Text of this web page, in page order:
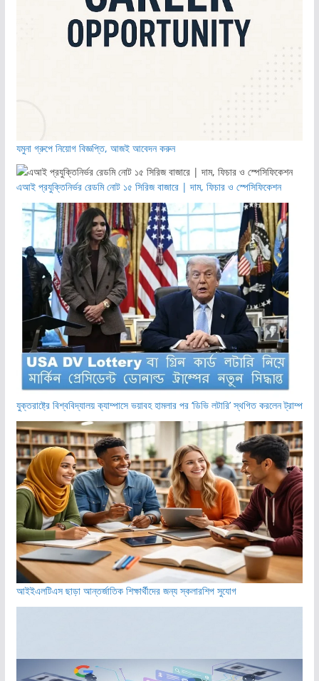
যমুনা গ্রুপে নিয়োগ বিজ্ঞপ্তি, আজই আবেদন করুন
এআই প্রযুক্তিনির্ভর রেডমি নোট ১৫ সিরিজ বাজারে | দাম, ফিচার ও স্পেসিফিকেশন
যুক্তরাষ্ট্রে বিশ্ববিদ্যালয় ক্যাম্পাসে ভয়াবহ হামলার পর ‘ডিভি লটারি’ স্থগিত করলেন ট্রাম্প
আইইএলটিএস ছাড়া আন্তর্জাতিক শিক্ষার্থীদের জন্য স্কলারশিপ সুযোগ